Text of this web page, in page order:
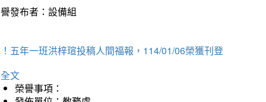
發布者：設備組
五年一班洪梓瑄投稿人間福報，114/01/06榮獲刊登
文
榮譽事項：